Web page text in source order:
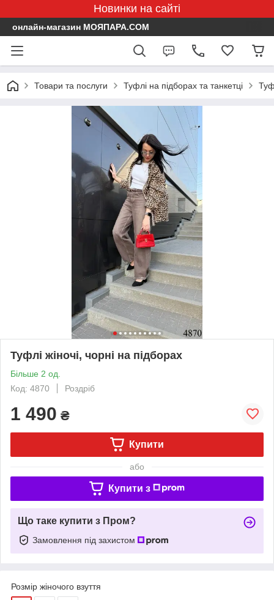
Новинки на сайті
онлайн-магазин МОЯПАРА.COM
Товари та послуги Туфлі на підборах та танкетці
Туфлі жіночі, чорні на підборах
Більше 2 од.
Код: 4870
Роздріб
1 490 ₴
Купити
або
Купити з
Що таке купити з Пром?
Замовлення під захистом
Розмір жіночого взуття